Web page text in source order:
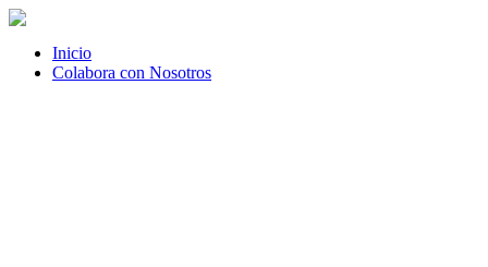
Inicio
Colabora con Nosotros